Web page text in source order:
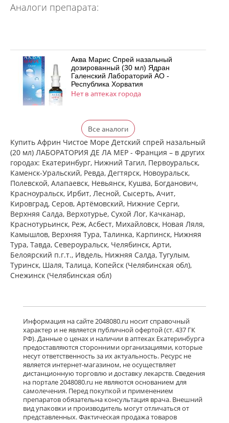
Аналоги препарата:
Аква Марис Спрей назальный
дозированный (30 мл) Ядран
Галенский Лабораторий АО -
Республика Хорватия
Нет в аптеках города
Аква Марис (капли назальные [для
детей] 10 мл фл.-кап.) Ядран-
Галенски Лабораторий а.о.
Республика Хорватия
Нет в аптеках города
Физиомер (спрей назальный 135 мл
шт флакон, насадка-распылитель)
Лаборатории де ла МЕР Франция
Нет в аптеках города
Физиомер c 3 лет (спрей назальный
[для детей] 115 мл) Лаборатории де
ла МЕР Франция
Нет в аптеках города
Физиомер (спрей назальный 210 мл
флакон, насадка-распылитель)
Лаборатории де ла МЕР Франция
Нет в аптеках города
Доктор Тайсс Ринотайсс Морская
вода (спрей назальный 20 мл фл.
(1)) Др.Тайсс Натурварен ГмбХ -
Германия
Нет в аптеках города
Все аналоги
Купить Африн Чистое Море Детский спрей назальный
(20 мл) ЛАБОРАТОРИЯ ДЕ ЛА МЕР - Франция – в других
городах: Екатеринбург, Нижний Тагил, Первоуральск,
Каменск-Уральский, Ревда, Дегтярск, Новоуральск,
Полевской, Алапаевск, Невьянск, Кушва, Богданович,
Красноуральск, Ирбит, Лесной, Сысерть, Ачит,
Кировград, Серов, Артёмовский, Нижние Cерги,
Верхняя Салда, Верхотурье, Сухой Лог, Качканар,
Краснотурьинск, Реж, Асбест, Михайловск, Новая Ляля,
Камышлов, Верхняя Тура, Талинка, Карпинск, Нижняя
Тура, Тавда, Североуральск, Челябинск, Арти,
Белоярский п.г.т., Ивдель, Нижняя Салда, Тугулым,
Туринск, Шаля, Талица, Копейск (Челябинская обл),
Снежинск (Челябинская обл)
Информация на сайте 2048080.ru носит справочный
характер и не является публичной офертой (ст. 437 ГК
РФ). Данные о ценах и наличии в аптеках Екатеринбурга
предоставляются сторонними организациями, которые
несут ответственность за их актуальность. Ресурс не
является интернет-магазином, не осуществляет
дистанционную торговлю и доставку лекарств. Сведения
на портале 2048080.ru не являются основанием для
самолечения. Перед покупкой и применением
препаратов обязательна консультация врача. Внешний
вид упаковки и производитель могут отличаться от
представленных. Фактическая продажа товаров